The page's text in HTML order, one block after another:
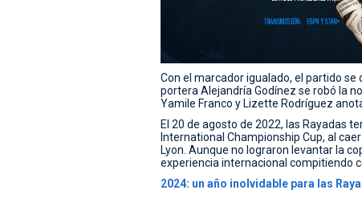
Con el marcador igualado, el partido
portera Alejandría Godínez se robó la
Yamile Franco y Lizette Rodríguez
El 20 de agosto de 2022, las Rayadas
International Championship Cup, al
Lyon. Aunque no lograron levantar la
experiencia internacional compitiendo
2024: un año inolvidable para las